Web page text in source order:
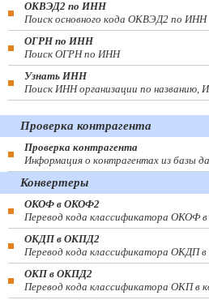
ОКВЭД2 по ИНН
Поиск основного кода ОКВЭД2 по ИНН
ОГРН по ИНН
Поиск ОГРН по ИНН
Узнать ИНН
Поиск ИНН организации по
Проверка контрагента
Проверка контрагента
Информация о контрагентах из базы
Конвертеры
ОКОФ в ОКОФ2
Перевод кода классификатора ОКОФ
ОКДП в ОКПД2
Перевод кода классификатора ОКДП
ОКП в ОКПД2
Перевод кода классификатора ОКП в